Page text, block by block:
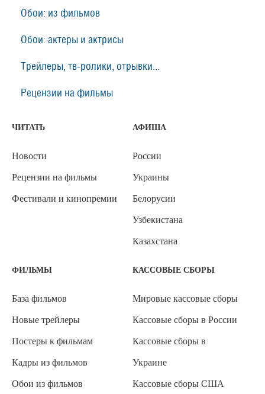
Обои: из фильмов
Обои: актеры и актрисы
Трейлеры, тв-ролики, отрывки...
Рецензии на фильмы
ЧИТАТЬ
Новости
Рецензии на фильмы
Фестивали и кинопремии
АФИША
России
Украины
Белорусии
Узбекистана
Казахстана
ФИЛЬМЫ
База фильмов
Новые трейлеры
Постеры к фильмам
Кадры из фильмов
Обои из фильмов
КАССОВЫЕ СБОРЫ
Мировые кассовые сборы
Кассовые сборы в России
Кассовые сборы в
Украине
Кассовые сборы США